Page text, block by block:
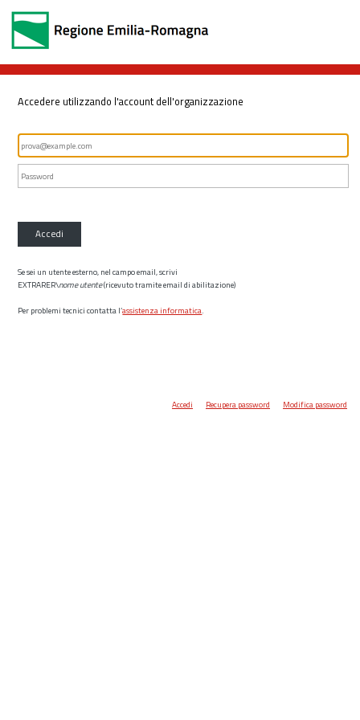
Accedere utilizzando l'account dell'organizzazione
Accedi
Se sei un utente esterno, nel campo email, scrivi
EXTRARER\nome utente(ricevuto tramite email di abilitazione)
Per problemi tecnici contatta l’assistenza informatica.
Accedi Recupera password Modifica password